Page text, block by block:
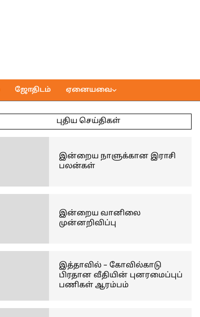
ஜோதிடம் ஏனையவை
புதிய செய்திகள்
இன்றைய நாளுக்கான இராசி
பலன்கள்
இன்றைய வானிலை
முன்னறிவிப்பு
இத்தாவில் – கோவில்காடு
பிரதான வீதியின் புனரமைப்புப்
பணிகள் ஆரம்பம்